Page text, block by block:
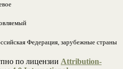
Федерация, зарубежные страны
по лицензии Attribution-